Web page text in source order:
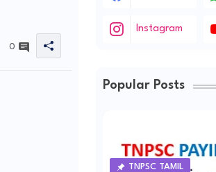
0
Instagram
Popular Posts
TNPSC TAMIL